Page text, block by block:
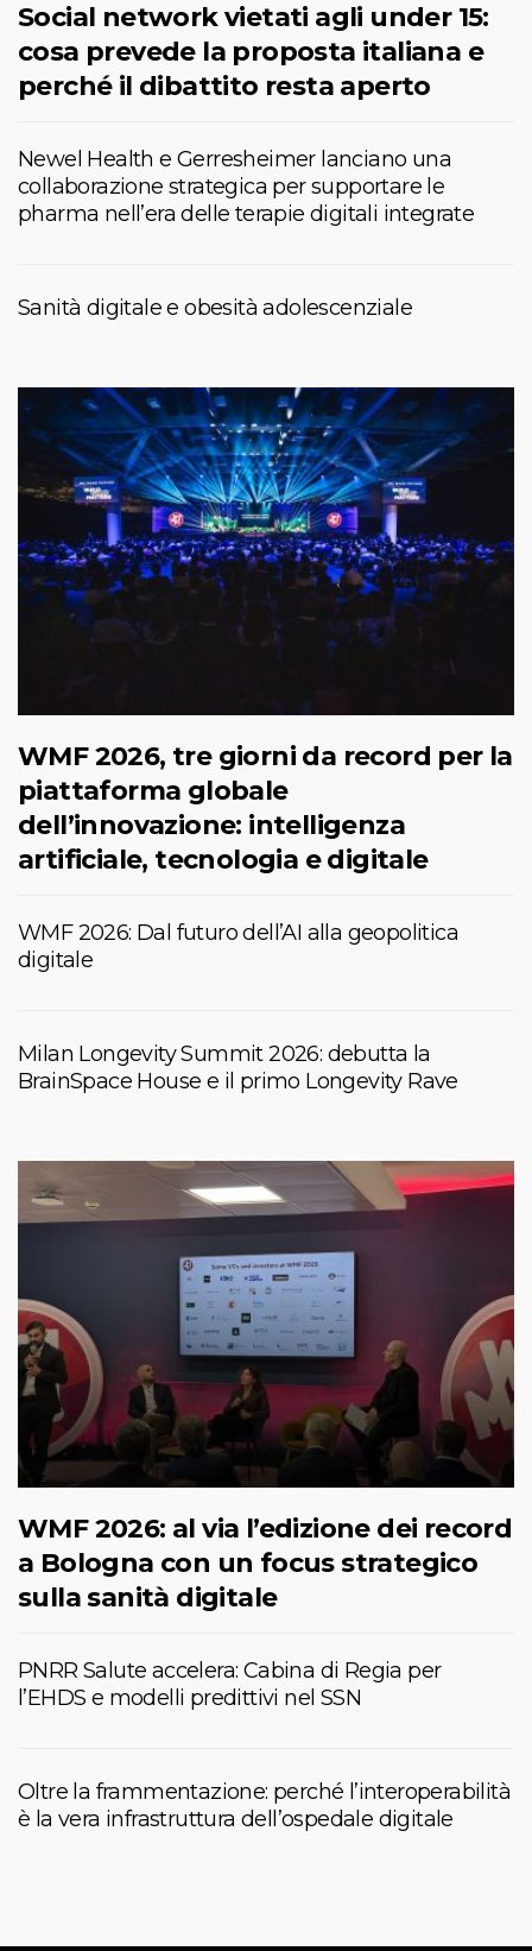
Social network vietati agli under 15:
cosa prevede la proposta italiana e
perché il dibattito resta aperto
Newel Health e Gerresheimer lanciano una
collaborazione strategica per supportare le
pharma nell’era delle terapie digitali integrate
Sanità digitale e obesità adolescenziale
WMF 2026, tre giorni da record per la
piattaforma globale
dell’innovazione: intelligenza
artificiale, tecnologia e digitale
WMF 2026: Dal futuro dell’AI alla geopolitica
digitale
Milan Longevity Summit 2026: debutta la
BrainSpace House e il primo Longevity Rave
WMF 2026: al via l’edizione dei record
a Bologna con un focus strategico
sulla sanità digitale
PNRR Salute accelera: Cabina di Regia per
l’EHDS e modelli predittivi nel SSN
Oltre la frammentazione: perché l’interoperabilità
è la vera infrastruttura dell’ospedale digitale